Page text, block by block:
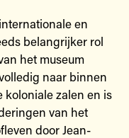
en
belangrijker rol
het museum
naar binnen
koloniale zalen en is
van het
door Jean-